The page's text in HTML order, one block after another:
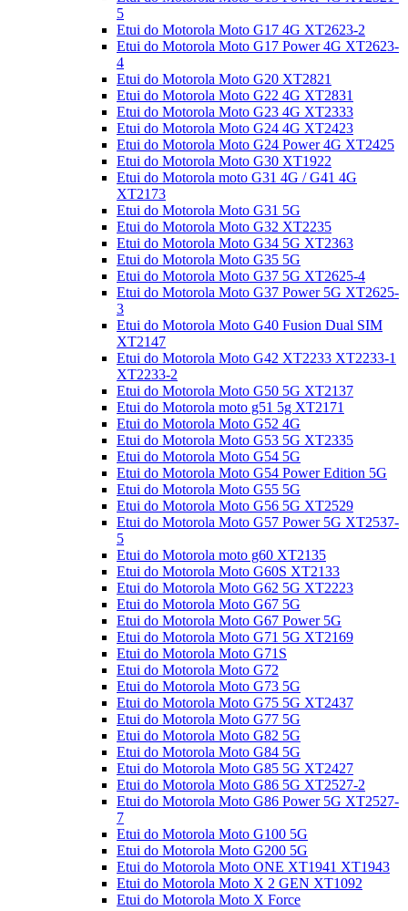
5
Etui do Motorola Moto G17 4G XT2623-2
Etui do Motorola Moto G17 Power 4G XT2623-
4
Etui do Motorola Moto G20 XT2821
Etui do Motorola Moto G22 4G XT2831
Etui do Motorola Moto G23 4G XT2333
Etui do Motorola Moto G24 4G XT2423
Etui do Motorola Moto G24 Power 4G XT2425
Etui do Motorola Moto G30 XT1922
Etui do Motorola moto G31 4G / G41 4G
XT2173
Etui do Motorola Moto G31 5G
Etui do Motorola Moto G32 XT2235
Etui do Motorola Moto G34 5G XT2363
Etui do Motorola Moto G35 5G
Etui do Motorola Moto G37 5G XT2625-4
Etui do Motorola Moto G37 Power 5G XT2625-
3
Etui do Motorola Moto G40 Fusion Dual SIM
XT2147
Etui do Motorola Moto G42 XT2233 XT2233-1
XT2233-2
Etui do Motorola Moto G50 5G XT2137
Etui do Motorola moto g51 5g XT2171
Etui do Motorola Moto G52 4G
Etui do Motorola Moto G53 5G XT2335
Etui do Motorola Moto G54 5G
Etui do Motorola Moto G54 Power Edition 5G
Etui do Motorola Moto G55 5G
Etui do Motorola Moto G56 5G XT2529
Etui do Motorola Moto G57 Power 5G XT2537-
5
Etui do Motorola moto g60 XT2135
Etui do Motorola Moto G60S XT2133
Etui do Motorola Moto G62 5G XT2223
Etui do Motorola Moto G67 5G
Etui do Motorola Moto G67 Power 5G
Etui do Motorola Moto G71 5G XT2169
Etui do Motorola Moto G71S
Etui do Motorola Moto G72
Etui do Motorola Moto G73 5G
Etui do Motorola Moto G75 5G XT2437
Etui do Motorola Moto G77 5G
Etui do Motorola Moto G82 5G
Etui do Motorola Moto G84 5G
Etui do Motorola Moto G85 5G XT2427
Etui do Motorola Moto G86 5G XT2527-2
Etui do Motorola Moto G86 Power 5G XT2527-
7
Etui do Motorola Moto G100 5G
Etui do Motorola Moto G200 5G
Etui do Motorola Moto ONE XT1941 XT1943
Etui do Motorola Moto X 2 GEN XT1092
Etui do Motorola Moto X Force